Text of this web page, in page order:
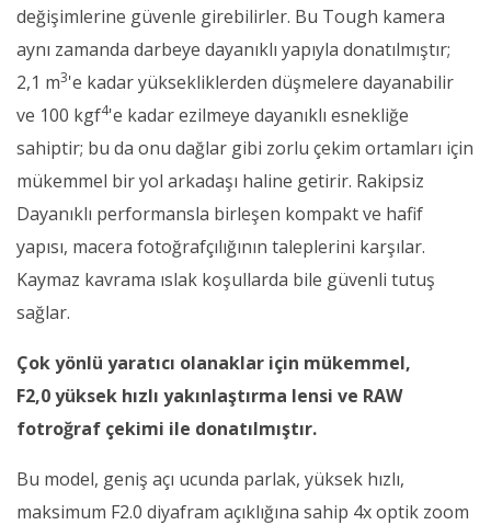
değişimlerine güvenle girebilirler. Bu Tough kamera
aynı zamanda darbeye dayanıklı yapıyla donatılmıştır;
2,1 m3'e kadar yüksekliklerden düşmelere dayanabilir
ve 100 kgf4'e kadar ezilmeye dayanıklı esnekliğe
sahiptir; bu da onu dağlar gibi zorlu çekim ortamları için
mükemmel bir yol arkadaşı haline getirir. Rakipsiz
Dayanıklı performansla birleşen kompakt ve hafif
yapısı, macera fotoğrafçılığının taleplerini karşılar.
Kaymaz kavrama ıslak koşullarda bile güvenli tutuş
sağlar.
Çok yönlü yaratıcı olanaklar için mükemmel,
F2,0 yüksek hızlı yakınlaştırma lensi ve RAW
fotroğraf çekimi ile donatılmıştır.
Bu model, geniş açı ucunda parlak, yüksek hızlı,
maksimum F2.0 diyafram açıklığına sahip 4x optik zoom